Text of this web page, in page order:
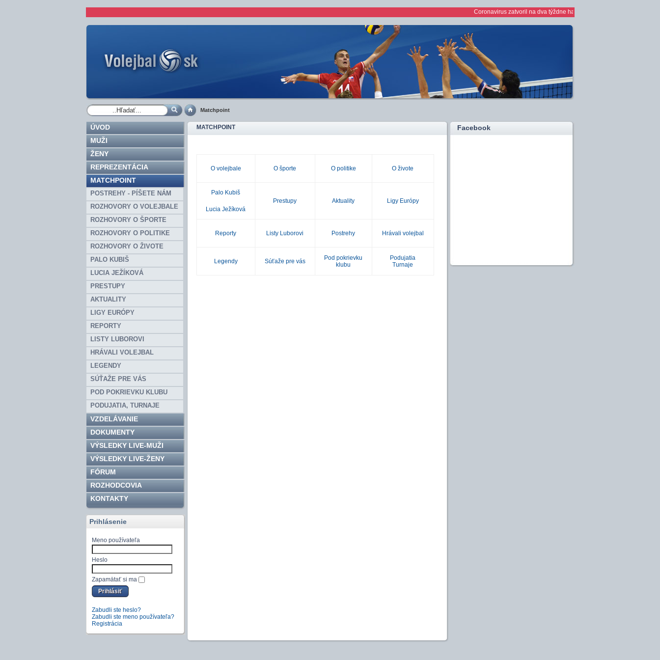
Coronavirus zatvoril na dva týždne haly *** 1/2 finále play off žien ***
Matchpoint
ÚVOD
MUŽI
ŽENY
REPREZENTÁCIA
MATCHPOINT
POSTREHY - PÍŠETE NÁM
ROZHOVORY O VOLEJBALE
ROZHOVORY O ŠPORTE
ROZHOVORY O POLITIKE
ROZHOVORY O ŽIVOTE
PALO KUBIŠ
LUCIA JEŽÍKOVÁ
PRESTUPY
AKTUALITY
LIGY EURÓPY
REPORTY
LISTY LUBOROVI
HRÁVALI VOLEJBAL
LEGENDY
SÚŤAŽE PRE VÁS
POD POKRIEVKU KLUBU
PODUJATIA, TURNAJE
VZDELÁVANIE
DOKUMENTY
VÝSLEDKY LIVE-MUŽI
VÝSLEDKY LIVE-ŽENY
FÓRUM
ROZHODCOVIA
KONTAKTY
Prihlásenie
Meno používateľa
Heslo
Zapamätať si ma
Zabudli ste heslo?
Zabudli ste meno používateľa?
Registrácia
MATCHPOINT
O volejbale O športe O politike O živote
Palo Kubiš
Lucia Ježíková
Prestupy Aktuality Ligy Európy
Reporty Listy Luborovi Postrehy Hrávali volejbal
Legendy Súťaže pre vás
Pod pokrievku
klubu
Podujatia
Turnaje
Facebook